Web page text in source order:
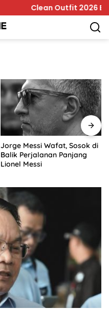
Clean Outfit 2026
Jorge Messi Wafat, Sosok di
Balik Perjalanan Panjang
Lionel Messi